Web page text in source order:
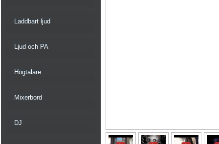
Laddbart ljud
Ljud och PA
Högtalare
Mixerbord
DJ